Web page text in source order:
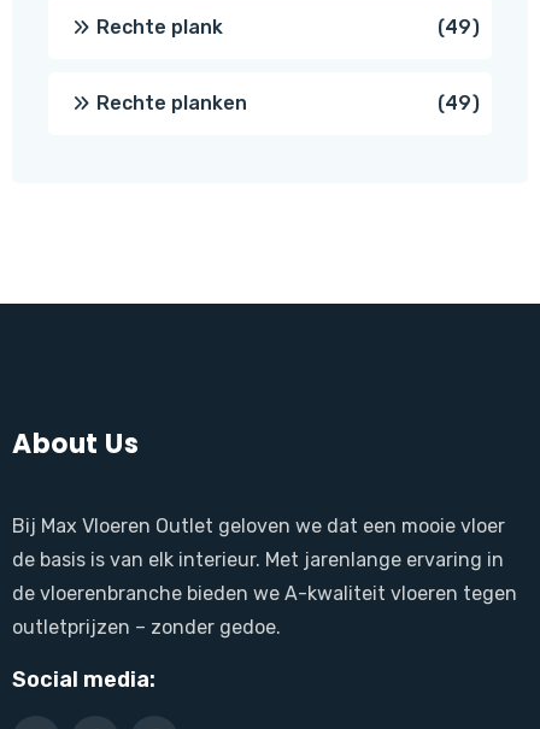
Rechte plank 4949
Rechte planken 4949
About Us
Bij Max Vloeren Outlet geloven we dat een mooie vloer
de basis is van elk interieur. Met jarenlange ervaring in
de vloerenbranche bieden we A-kwaliteit vloeren tegen
outletprijzen – zonder gedoe.
Social media: